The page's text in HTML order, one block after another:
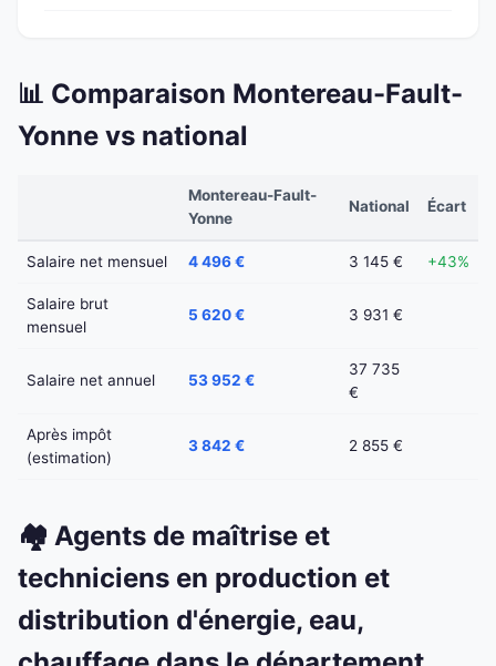
📊 Comparaison Montereau-Fault-
Yonne vs national
Montereau-Fault-
Yonne
National Écart
Salaire net mensuel 4 496 € 3 145 € +43%
Salaire brut
mensuel
5 620 € 3 931 €
Salaire net annuel 53 952 €
37 735
€
Après impôt
(estimation)
3 842 € 2 855 €
🏘️ Agents de maîtrise et
techniciens en production et
distribution d'énergie, eau,